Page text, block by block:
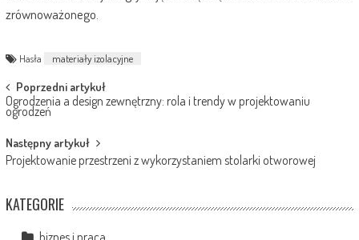
zrównoważonego.
Hasła materiały izolacyjne
Post
navigation
Poprzedni artykuł
Ogrodzenia a design zewnętrzny: rola i trendy w projektowaniu
ogrodzeń
Następny artykuł
Projektowanie przestrzeni z wykorzystaniem stolarki otworowej
KATEGORIE
biznes i praca